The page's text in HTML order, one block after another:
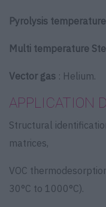
Pyrolysis
Multi temperature
Vector gas : Helium.
APPLICATION
Structural
matrices,
VOC
30°C to 1000°C).